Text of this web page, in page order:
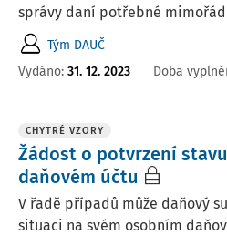
správy daní potřebné
Tým DAUČ
Vydáno: 31. 12. 2023 Doba
CHYTRÉ VZORY
Žádost o potvrzení
daňovém účtu
V řadě případů může daňový
situaci na svém osobním